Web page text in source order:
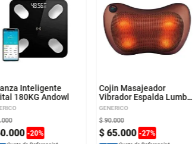
Inteligente
180KG Andowl
.000 -20%
.000
Cojin Masajeador
Vibrador Espalda Lumbar
Pies Cuello
GENERICO
$ 65.000 -27%
$ 90.000